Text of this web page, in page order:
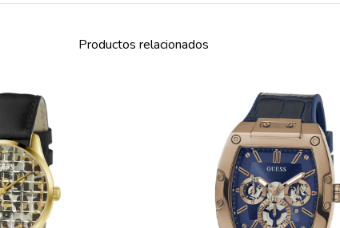
Productos relacionados